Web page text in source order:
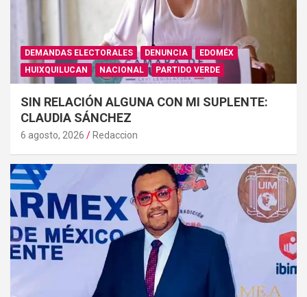
DEMANDAS ELECTORALES DENUNCIA
EDOMÉX
HUIXQUILUCAN
NACIONAL PARTIDO VERDE
SIN RELACIÓN ALGUNA CON MI SUPLENTE:
CLAUDIA SÁNCHEZ
6 agosto, 2026 Redaccion